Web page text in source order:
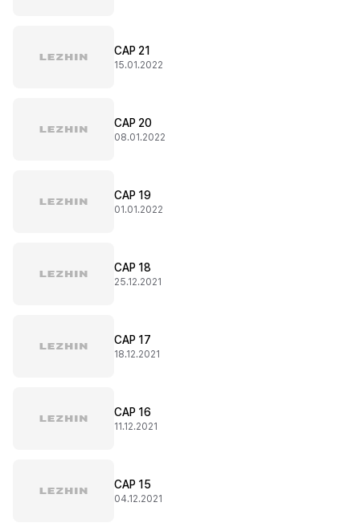
CAP 21
15.01.2022
CAP 20
08.01.2022
CAP 19
01.01.2022
CAP 18
25.12.2021
CAP 17
18.12.2021
CAP 16
11.12.2021
CAP 15
04.12.2021